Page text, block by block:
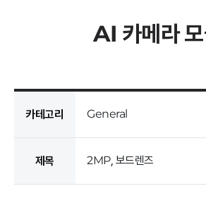
AI 카메라
카테고리 General
제목 2MP, 보드렌즈